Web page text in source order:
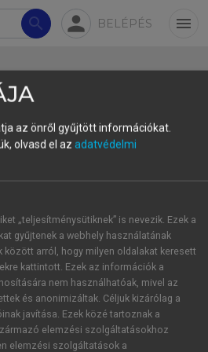
search person BELÉPÉS menu
tanórák
mutatják, hogy a jelenléti
a beszédfordulók
is megfigyelhető a
A vizsgált 4 tanóra
beszédben átlagosan 9,02
az önről gyűjtött információkat.
olvasd el az adatvédelmi
„teljesítménysütiknek” is nevezik. Ezek a
gyűjtenek a webhely használatának
között arról, hogy milyen oldalakat keresett
kattintott. Ezek az információk a
nem használhatóak, mivel az
és anonimizáltak. Céljuk kizárólag a
javítása. Ezek közé tartoznak a
elemzési szolgáltatásokhoz
elemzési szolgáltatások a